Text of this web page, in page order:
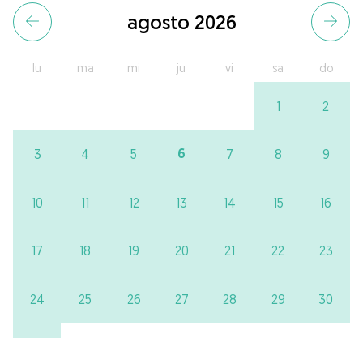
agosto 2026
lu ma mi ju vi sa do
1 2
3 4 5 6 7 8 9
10 11 12 13 14 15 16
17 18 19 20 21 22 23
24 25 26 27 28 29 30